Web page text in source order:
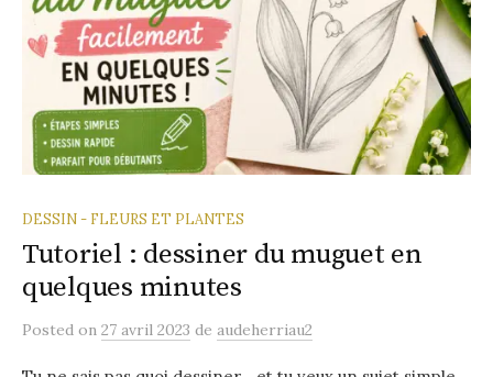
DESSIN - FLEURS ET PLANTES
Tutoriel : dessiner du muguet en
quelques minutes
Posted on 27 avril 2023 de audeherriau2